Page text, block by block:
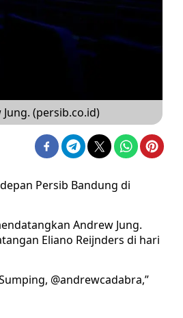
(persib.co.id)
Persib Bandung di
Andrew Jung.
Eliano Reijnders di hari
@andrewcadabra,”